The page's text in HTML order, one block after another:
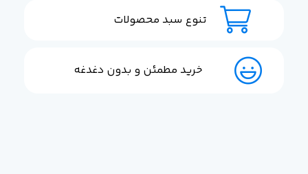
تنوع سبد محصولات
خرید مطمئن و بدون دغدغه